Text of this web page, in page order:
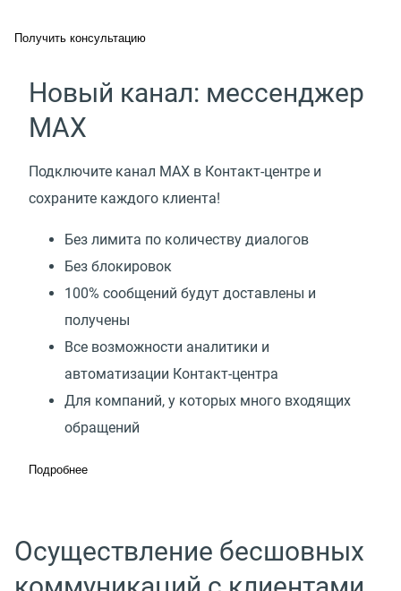
Получить консультацию
Новый канал: мессенджер
MAX
Подключите канал MAX в Контакт-центре и
сохраните каждого клиента!
Без лимита по количеству диалогов
Без блокировок
100% сообщений будут доставлены и
получены
Все возможности аналитики и
автоматизации Контакт-центра
Для компаний, у которых много входящих
обращений
Подробнее
Осуществление бесшовных